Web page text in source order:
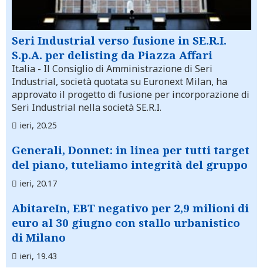
Seri Industrial verso fusione in SE.R.I.
S.p.A. per delisting da Piazza Affari
Italia - Il Consiglio di Amministrazione di Seri
Industrial, società quotata su Euronext Milan, ha
approvato il progetto di fusione per incorporazione di
Seri Industrial nella società SE.R.I.
ieri, 20.25
Generali, Donnet: in linea per tutti target
del piano, tuteliamo integrità del gruppo
ieri, 20.17
AbitareIn, EBT negativo per 2,9 milioni di
euro al 30 giugno con stallo urbanistico
di Milano
ieri, 19.43